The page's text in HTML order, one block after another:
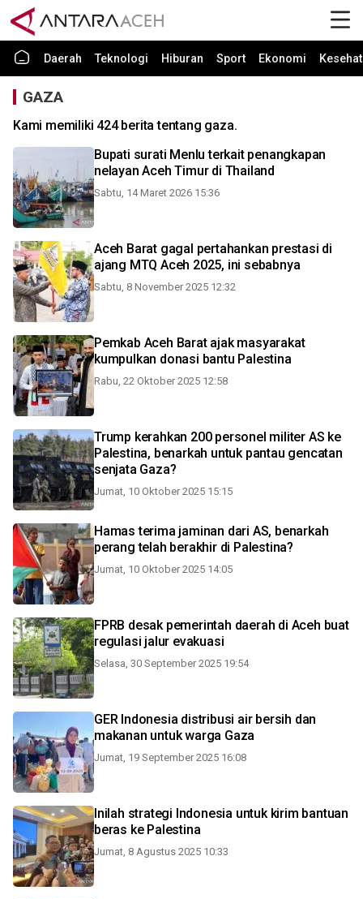
Daerah Teknologi Hiburan Sport Ekonomi
GAZA
Kami memiliki 424 berita tentang gaza.
Bupati surati Menlu terkait penangkapan
nelayan Aceh Timur di Thailand
Sabtu, 14 Maret 2026 15:36
Aceh Barat gagal pertahankan prestasi di
ajang MTQ Aceh 2025, ini sebabnya
Sabtu, 8 November 2025 12:32
Pemkab Aceh Barat ajak masyarakat
kumpulkan donasi bantu Palestina
Rabu, 22 Oktober 2025 12:58
Trump kerahkan 200 personel militer AS ke
Palestina, benarkah untuk pantau gencatan
senjata Gaza?
Jumat, 10 Oktober 2025 15:15
Hamas terima jaminan dari AS, benarkah
perang telah berakhir di Palestina?
Jumat, 10 Oktober 2025 14:05
FPRB desak pemerintah daerah di Aceh buat
regulasi jalur evakuasi
Selasa, 30 September 2025 19:54
GER Indonesia distribusi air bersih dan
makanan untuk warga Gaza
Jumat, 19 September 2025 16:08
Inilah strategi Indonesia untuk kirim bantuan
beras ke Palestina
Jumat, 8 Agustus 2025 10:33